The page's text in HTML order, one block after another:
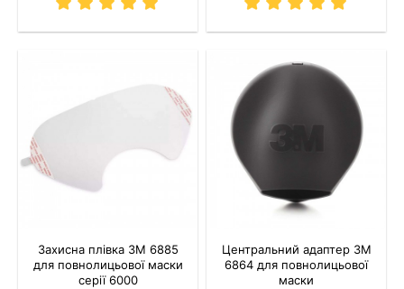
Захисна плівка 3M 6885
для повнолицьової маски
серії 6000
Центральний адаптер 3M
6864 для повнолицьової
маски